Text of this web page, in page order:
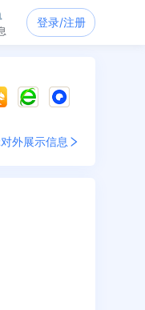
登录/注册
外展示信息